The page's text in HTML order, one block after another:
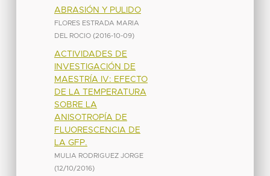
ABRASIÓN Y PULIDO
FLORES ESTRADA MARIA
DEL ROCIO (2016-10-09)
ACTIVIDADES DE
INVESTIGACIÓN DE
MAESTRÍA IV: EFECTO
DE LA TEMPERATURA
SOBRE LA
ANISOTROPÍA DE
FLUORESCENCIA DE
LA GFP.
MULIA RODRIGUEZ JORGE
(12/10/2016)